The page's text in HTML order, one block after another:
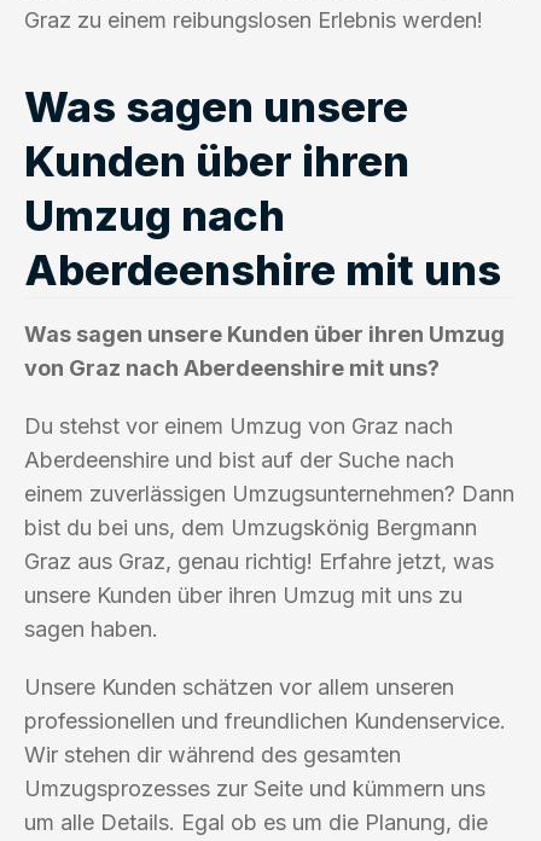
Graz zu einem reibungslosen Erlebnis werden!
Was sagen unsere
Kunden über ihren
Umzug nach
Aberdeenshire mit uns
Was sagen unsere Kunden über ihren Umzug
von Graz nach Aberdeenshire mit uns?
Du stehst vor einem Umzug von Graz nach
Aberdeenshire und bist auf der Suche nach
einem zuverlässigen Umzugsunternehmen? Dann
bist du bei uns, dem Umzugskönig Bergmann
Graz aus Graz, genau richtig! Erfahre jetzt, was
unsere Kunden über ihren Umzug mit uns zu
sagen haben.
Unsere Kunden schätzen vor allem unseren
professionellen und freundlichen Kundenservice.
Wir stehen dir während des gesamten
Umzugsprozesses zur Seite und kümmern uns
um alle Details. Egal ob es um die Planung, die